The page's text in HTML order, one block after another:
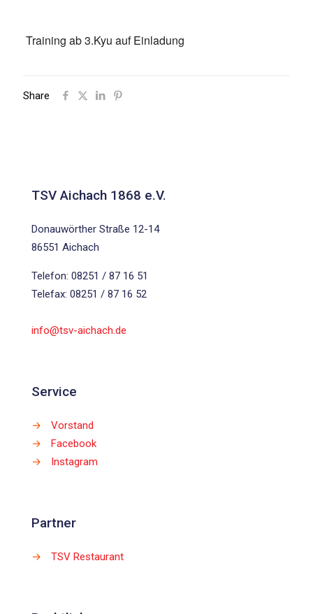
Training ab 3.Kyu auf Einladung
Share
TSV Aichach 1868 e.V.
Donauwörther Straße 12-14
86551 Aichach
Telefon: 08251 / 87 16 51
Telefax: 08251 / 87 16 52
info@tsv-aichach.de
Service
→
Vorstand
→
Facebook
→
Instagram
Partner
→ TSV Restaurant